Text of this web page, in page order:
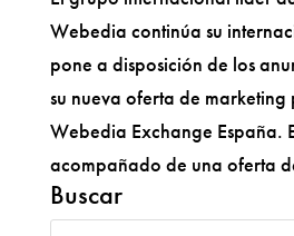
Webedia continúa su
pone a disposición de los
su nueva oferta de
Webedia Exchange España.
acompañado de una oferta
Buscar